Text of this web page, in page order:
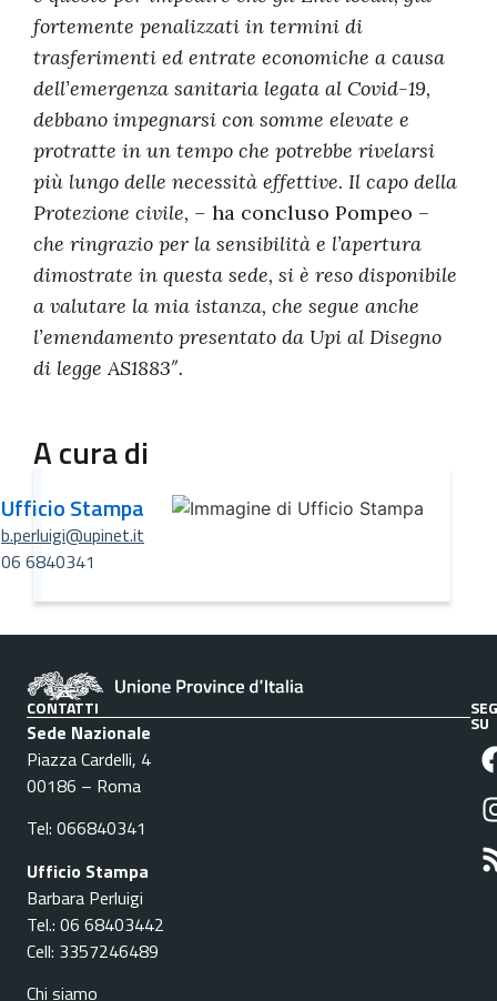
fortemente penalizzati in termini di
trasferimenti ed entrate economiche a causa
dell’emergenza sanitaria legata al Covid-19,
debbano impegnarsi con somme elevate e
protratte in un tempo che potrebbe rivelarsi
più lungo delle necessità effettive. Il capo della
Protezione civile, – ha concluso Pompeo –
che ringrazio per la sensibilità e l’apertura
dimostrate in questa sede, si è reso disponibile
a valutare la mia istanza, che segue anche
l’emendamento presentato da Upi al Disegno
di legge AS1883″.
A cura di
Ufficio Stampa
b.perluigi@upinet.it
06 6840341
CONTATTI
Sede Nazionale
Piazza Cardelli, 4
00186 – Roma
Tel: 066840341
Ufficio Stampa
Barbara Perluigi
Tel.: 06 68403442
Cell: 3357246489
Chi siamo
SU